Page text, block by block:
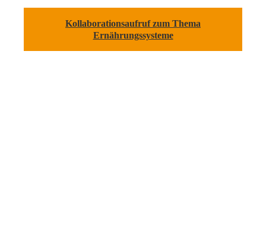
Kollaborationsaufruf zum Thema
Ernährungssysteme